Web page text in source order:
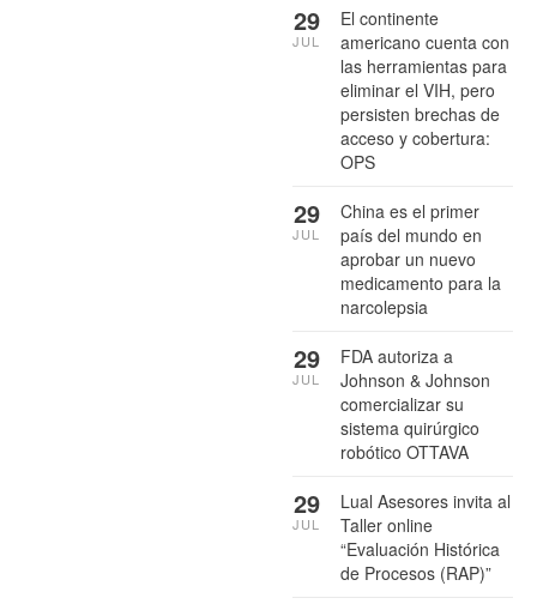
El continente
americano cuenta con
las herramientas para
eliminar el VIH, pero
persisten brechas de
acceso y cobertura:
OPS
29
JUL
China es el primer
país del mundo en
aprobar un nuevo
medicamento para la
narcolepsia
29
JUL
FDA autoriza a
Johnson & Johnson
comercializar su
sistema quirúrgico
robótico OTTAVA
29
JUL
Lual Asesores invita al
Taller online
“Evaluación Histórica
de Procesos (RAP)”
29
JUL